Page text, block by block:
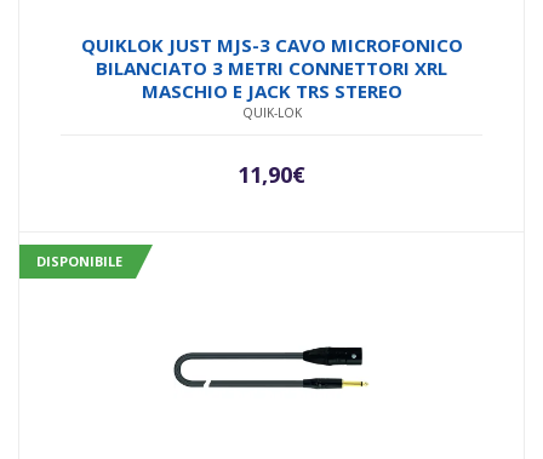
QUIKLOK JUST MJS-3 CAVO MICROFONICO
BILANCIATO 3 METRI CONNETTORI XRL
MASCHIO E JACK TRS STEREO
QUIK-LOK
11,90€
DISPONIBILE